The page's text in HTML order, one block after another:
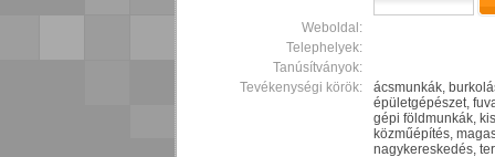
Weboldal:
Telephelyek:
Tanúsítványok:
Tevékenységi körök:
ácsmunkák,
épületgépészet,
gépi földmunkák,
közműépítés,
nagykereskedés,